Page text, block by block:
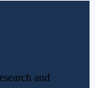
and